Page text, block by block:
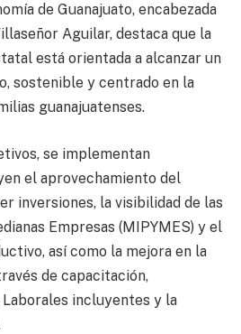
de Guanajuato, encabezada
Aguilar, destaca que la
está orientada a alcanzar un
sostenible y centrado en la
guanajuatenses.
se implementan
el aprovechamiento del
inversiones, la visibilidad de las
Empresas (MIPYMES) y el
así como la mejora en la
de capacitación,
incluyentes y la